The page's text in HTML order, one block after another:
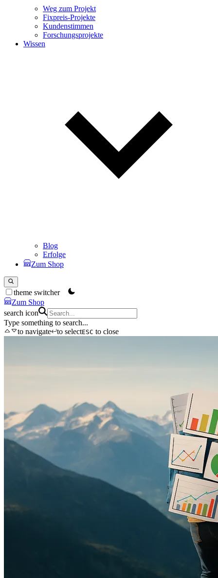
Weg zum Projekt
Fixpreis-Projekte
Kundenstimmen
Forschungsprojekte
Wissen
Blog
Erfolge
Zum Shop
theme switcher
Zum Shop
search icon
Type something to search...
to navigate
to selectESC to close